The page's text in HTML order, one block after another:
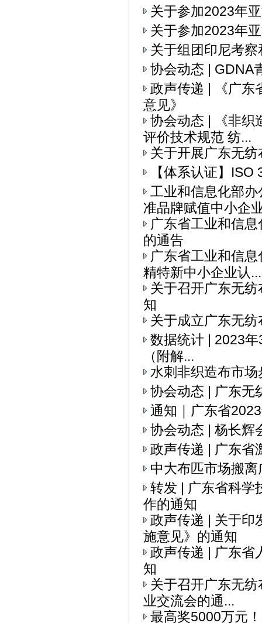
关于参加2023年
关于参加2023年
关于组团印尼考
协会动态 | GDNA
政声传递 | 《广东
意见》
协会动态 | 《非织
评价技术规范 纺...
关于开展广东无
【体系认证】
工业和信息化部
准品牌赋值中小企
广东省工业和信
的通告
广东省工业和信
精特新中小企业认...
关于召开广东无
知
关于成立广东无
数据统计 | 2023
（附解...
水刺非织造布市
协会动态 | ​广东无
通知｜广东省
协会动态 | 杨长辉
政声传递 | 广东省
中大布匹市场搬
转发 | 广东省科学
作的通知
政声传递 | 关于印
施意见》的通知
政声传递 | 广东省
知
关于召开广东无纺
业交流会的通...
最高奖5000万元